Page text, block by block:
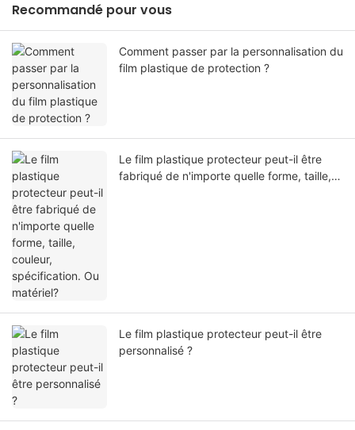
Recommandé pour vous
Comment passer par la personnalisation du
film plastique de protection ?
Le film plastique protecteur peut-il être
fabriqué de n'importe quelle forme, taille,
Le film plastique protecteur peut-il être
personnalisé ?